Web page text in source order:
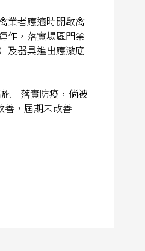
業者應適時開啟禽
作，落實場區門禁
及器具進出應澈底
」落實防疫，倘被
善，屆期未改善